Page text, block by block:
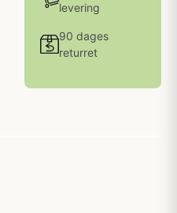
levering
90 dages
returret